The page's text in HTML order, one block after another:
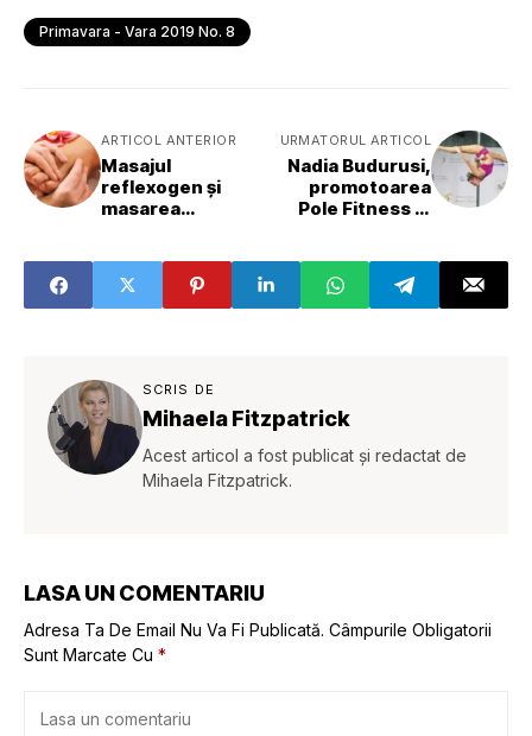
Primavara - Vara 2019 No. 8
ARTICOL ANTERIOR
Masajul
reflexogen și
masarea
URMATORUL ARTICOL
Nadia Budurusi,
promotoarea
Pole Fitness în
SCRIS DE
Mihaela Fitzpatrick
Acest articol a fost publicat și redactat de
Mihaela Fitzpatrick.
LASA UN COMENTARIU
Adresa Ta De Email Nu Va Fi Publicată. Câmpurile Obligatorii
Sunt Marcate Cu *